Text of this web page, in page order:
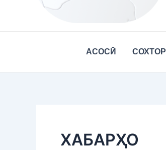
АСОСӢ СОХТОР
ХАБАРҲО